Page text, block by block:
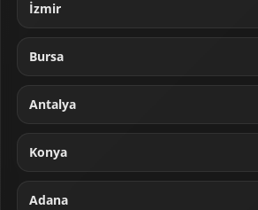
İzmir
Bursa
Antalya
Konya
Adana